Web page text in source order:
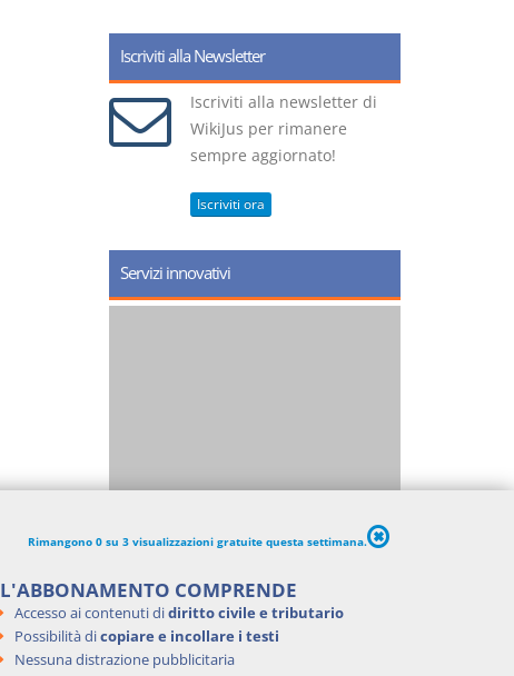
Iscriviti alla Newsletter
Iscriviti alla newsletter di
WikiJus per rimanere
sempre aggiornato!
Iscriviti ora
Servizi innovativi
Rimangono 0 su 3 visualizzazioni gratuite questa settimana.
L'ABBONAMENTO COMPRENDE
Accesso ai contenuti didiritto civile e tributario
Possibilità dicopiare e incollare i testi
Nessuna distrazione pubblicitaria